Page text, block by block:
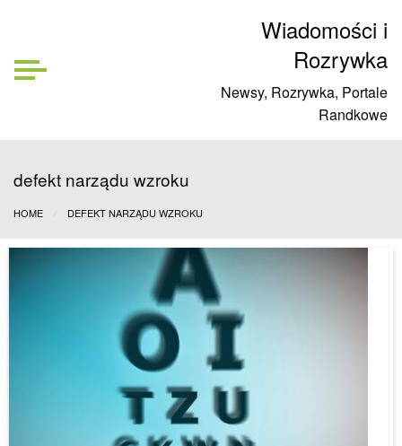
Wiadomości i
Rozrywka
Newsy, Rozrywka, Portale
Randkowe
defekt narządu wzroku
HOME DEFEKT NARZĄDU WZROKU